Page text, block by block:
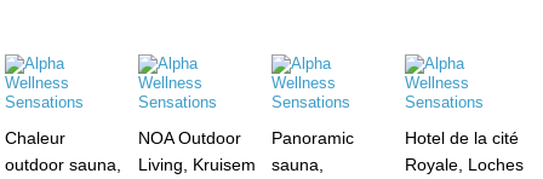
Chaleur
outdoor sauna,
NOA Outdoor
Living, Kruisem
Panoramic
sauna,
Hotel de la cité
Royale, Loches